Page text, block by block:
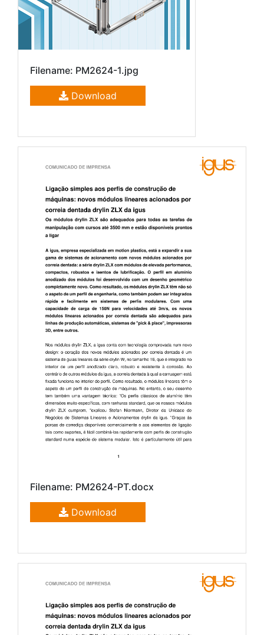
Filename: PM2624-1.jpg
Download
Filename: PM2624-PT.docx
Download